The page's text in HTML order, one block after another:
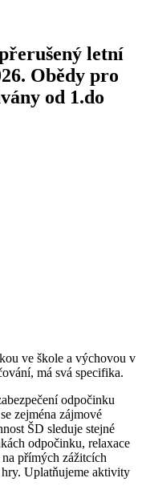
letní
Obědy pro
od 1.do
ve škole a výchovou v
má svá specifika.
odpočinku
zejména zájmové
ŠD sleduje stejné
odpočinku, relaxace
přímých zážitcích
Uplatňujeme aktivity